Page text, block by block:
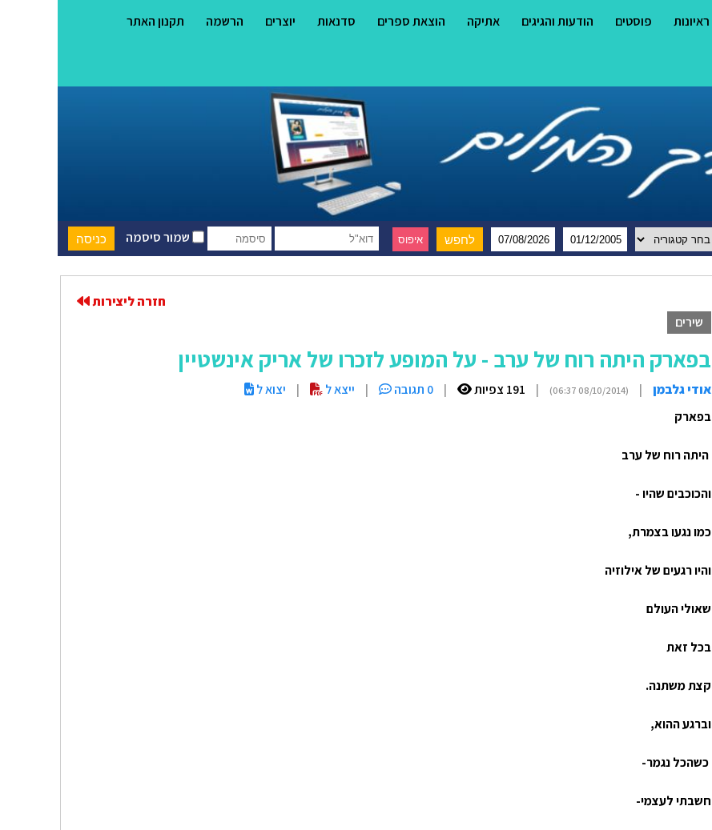
ראיונות פוסטים הודעות והגיגים אתיקה הוצאת ספרים סדנאות יוצרים הרשמה תקנון האתר
שמור סיסמה
חזרה ליצירות
שירים
בפארק היתה רוח של ערב - על המופע לזכרו של אריק אינשטיין
אודי גלבמן |
(08/10/2014 06:37)
| 191 צפיות | 0 תגובה | ייצא ל |
יצוא ל
בפארק
היתה רוח של ערב
והכוכבים שהיו -
כמו נגעו בצמרת,
והיו רגעים של אילוזיה
שאולי העולם
בכל זאת
קצת משתנה.
וברגע ההוא,
כשהכל נגמר-
חשבתי לעצמי-